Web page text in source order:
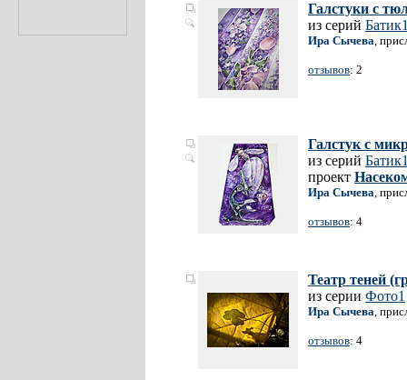
Галстуки с
из серий
Ира Сычева,
отзывов: 2
Галстук с
из серий
проект
Ира Сычева,
отзывов: 4
Театр теней
из серии Фото1
Ира Сычева,
отзывов: 4